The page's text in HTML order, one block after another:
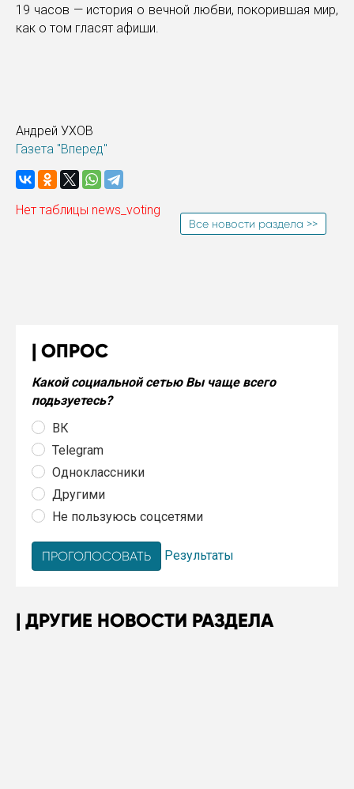
19 часов — история о вечной любви, покорившая мир,
как о том гласят афиши.
Андрей УХОВ
Газета "Вперед"
Нет таблицы news_voting
Все новости раздела >>
ОПРОС
Какой социальной сетью Вы чаще всего
подьзуетесь?
ВК
Telegram
Одноклассники
Другими
Не пользуюсь соцсетями
Результаты
ДРУГИЕ НОВОСТИ РАЗДЕЛА